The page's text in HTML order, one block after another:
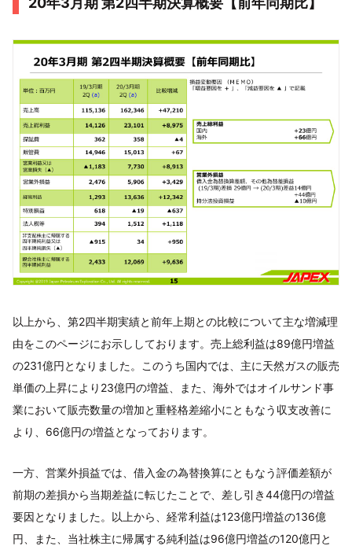
以上から、第2四半期実績と前年上期との比較について主な増減理
由をこのページにお示ししております。売上総利益は89億円増益
の231億円となりました。このうち国内では、主に天然ガスの販売
単価の上昇により23億円の増益、また、海外ではオイルサンド事
業において販売数量の増加と重軽格差縮小にともなう収支改善に
より、66億円の増益となっております。
一方、営業外損益では、借入金の為替換算にともなう評価差額が
前期の差損から当期差益に転じたことで、差し引き44億円の増益
要因となりました。以上から、経常利益は123億円増益の136億
円、また、当社株主に帰属する純利益は96億円増益の120億円と